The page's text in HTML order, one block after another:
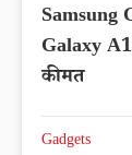
Galaxy
कीमत
Gadgets